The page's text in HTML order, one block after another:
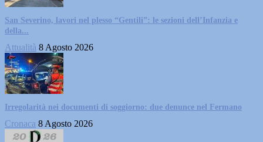
San Severino, lavori nel plesso “Gentili”: le sezioni dell’Infanzia e
della...
Attualità 8 Agosto 2026
Irregolarità nei documenti di soggiorno: due denunce nel Fermano
Cronaca 8 Agosto 2026